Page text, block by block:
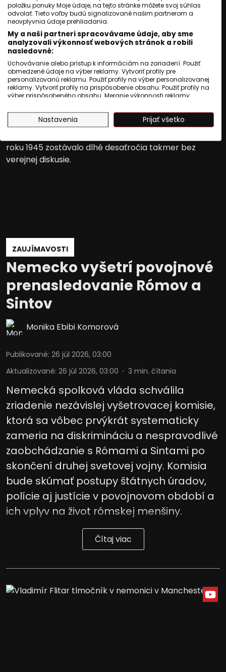
rozhodli sa konať samy.
Dnes ich občianske združenie pomáha
rodinám pri ranej starostlivost ...
Čítaj viac
ZAUJÍMAVOSTI
Nemecko vyšetrí povojnové
prenasledovanie Rómov a
Sintov
Monika Ebibi Komorová
Publikované: 26 júl 2026, 03:00
Aktualizované: 26 júl 2026, 03:00 3 min. čítania
Nemecká spolková vláda schválila
zriadenie nezávislej vyšetrovacej komisie,
ktorá sa vôbec prvýkrát systematicky
zameria na diskrimináciu a nespravodlivé
zaobchádzanie s Rómami a Sintami po
skončení druhej svetovej vojny. Komisia
bude skúmať postupy štátnych úradov,
polície aj justície v povojnovom období a
ich vplyv na život rómskej menšiny.
Čítaj viac
položku ponuky Moje údaje, na tejto stránke môžete svoj súhlas
odvolať. Tieto voľby budú signalizované našim partnerom a
neovplyvnia údaje prehliadania.
My a naši partneri spracovávame údaje, aby sme
analyzovali výkonnosť webových stránok a robili
nasledovné:
Uchovávanie alebo prístup k informáciám na zariadení. Použiť
obmedzené údaje na výber reklamy. Vytvoriť profily pre
personalizovanú reklamu. Použiť profily na výber personalizovanej
reklamy. Vytvoriť profily na prispôsobenie obsahu. Použiť profily na
výber prispôsobeného obsahu. Meranie výkonnosti reklamy.
štatistík alebo spájania údajov z rôznych zdrojov. Vývoj a
zlepšovanie služieb. Použitie obmedzených údajov na výber
obsahu.
USA.
Váš súhlas a zásady používania cookie sa vzťahujú výlučne na
túto webovú stránku/aplikáciu.
Použiť obmedzené údaje na výber
reklamy
Vytvoriť profily pre personalizovanú
reklamu
Použiť profily na výber personalizovanej
Vytvoriť profily na prispôsobenie
obsahu
Meranie výkonnosti reklamy
Meranie výkonnosti obsahu
Pochopiť cieľové skupiny na základe
rôznych zdrojov
Vývoj a zlepšovanie služieb
Použitie obmedzených údajov na výber
obsahu
Špeciálne funkcie IAB:
Používanie presných údajov o
aktívne vyžiadaných informácií
Účely spracovania, ktoré nie sú v kompetencii IAB:
Nastavenia Prijať všetko